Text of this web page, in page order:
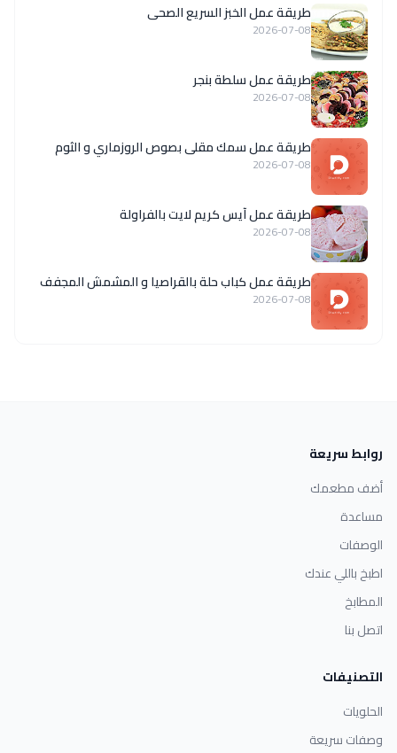
طريقة عمل الخبز السريع الصحى
2026-07-08
طريقة عمل سلطة بنجر
2026-07-08
طريقة عمل سمك مقلى بصوص الروزماري و الثوم
2026-07-08
طريقة عمل آيس كريم لايت بالفراولة
2026-07-08
طريقة عمل كباب حلة بالقراصيا و المشمش المجفف
2026-07-08
روابط سريعة
أضف مطعمك
مساعدة
الوصفات
اطبخ باللي عندك
المطابخ
اتصل بنا
التصنيفات
الحلويات
وصفات سريعة